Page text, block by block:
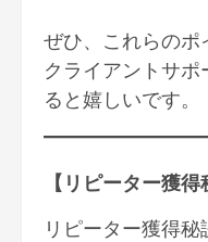
ぜひ、これらのポ
クライアントサ
ると嬉しいです。
【リピーター獲得
リピーター獲得秘